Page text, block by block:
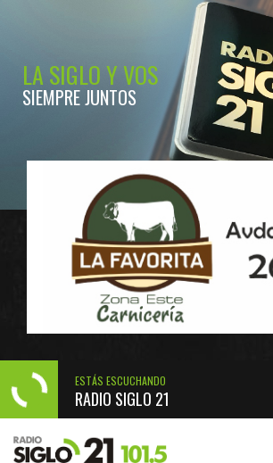
LA SIGLO Y VOS
SIEMPRE JUNTOS
ESTÁS ESCUCHANDO
RADIO SIGLO 21